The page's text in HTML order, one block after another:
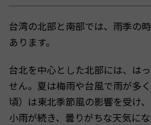
台湾の北部と南部では、雨季の
あります。
台北を中心とした北部には、は
せん。夏は梅雨や台風で雨が多
頃）は東北季節風の影響を受け
小雨が続き、曇りがちな天気にな